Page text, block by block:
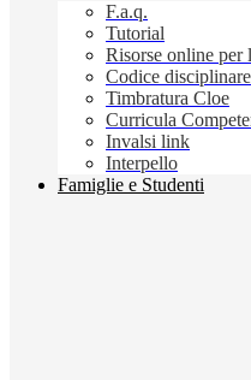
F.a.q.
Tutorial
Risorse online per
Codice disciplinare
Timbratura Cloe
Curricula
Invalsi link
Interpello
Famiglie e Studenti